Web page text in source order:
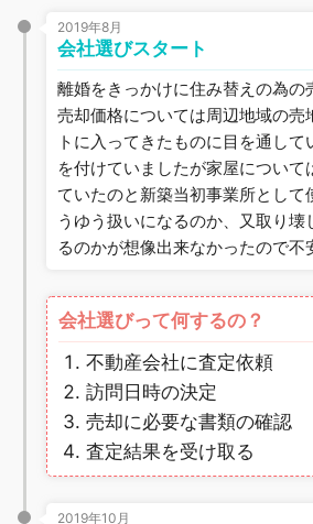
2019年8月
会社選びスタート
離婚をきっかけに住み替えの為の
売却価格については周辺地域の売
トに入ってきたものに目を通して
を付けていましたが家屋について
ていたのと新築当初事業所として
うゆう扱いになるのか、又取り壊
るのかが想像出来なかったので不
会社選びって何するの？
不動産会社に査定依頼
訪問日時の決定
売却に必要な書類の確認
査定結果を受け取る
2019年10月